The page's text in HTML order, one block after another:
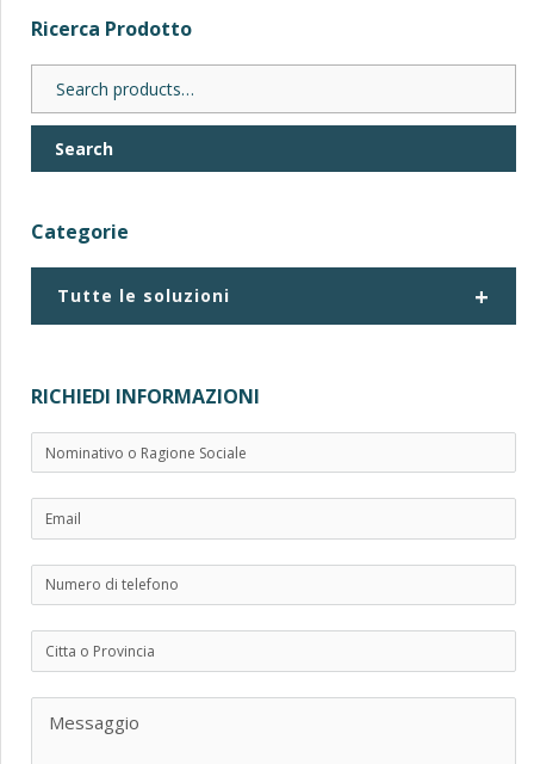
Ricerca Prodotto
Search
for:
Search
Categorie
+
Tutte le soluzioni
RICHIEDI INFORMAZIONI